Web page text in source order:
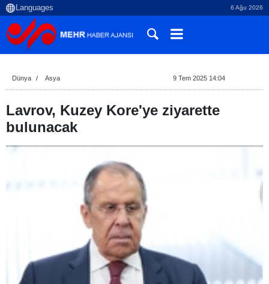
6 Ağu 2026
Dünya Asya 9 Tem 2025 14:04
Lavrov, Kuzey Kore'ye ziyarette
bulunacak